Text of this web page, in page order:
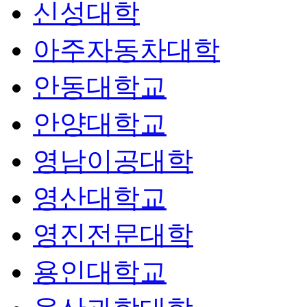
신성대학
아주자동차대학
안동대학교
안양대학교
영남이공대학
영산대학교
영진전문대학
용인대학교